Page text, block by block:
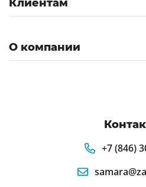
Клиентам
О компании
+7 (846)